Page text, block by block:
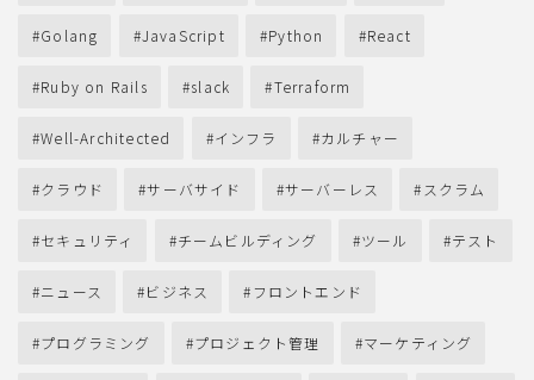
Golang JavaScript Python React
Ruby on Rails slack Terraform
Well-Architected インフラ カルチャー
クラウド サーバサイド サーバーレス スクラム
セキュリティ チームビルディング ツール テスト
ニュース ビジネス フロントエンド
プログラミング プロジェクト管理 マーケティング